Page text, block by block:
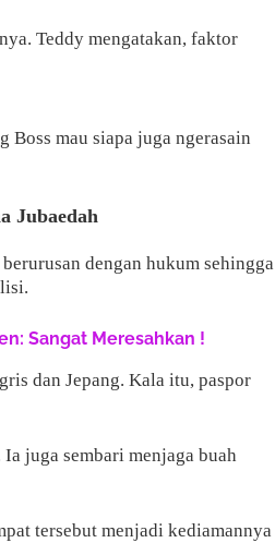
Teddy mengatakan, faktor
Boss mau siapa juga ngerasain
Jubaedah
dengan hukum sehingga
Sangat Meresahkan !
dan Jepang. Kala itu, paspor
juga sembari menjaga buah
tersebut menjadi kediamannya